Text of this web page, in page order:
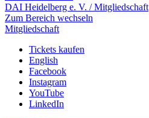
DAI Heidelberg e. V. / Mitgliedschaft
Zum Bereich wechseln
Mitgliedschaft
Tickets kaufen
English
Facebook
Instagram
YouTube
LinkedIn